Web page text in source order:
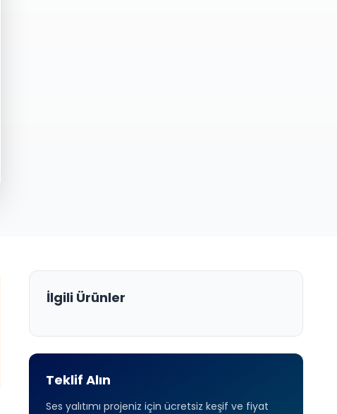
İlgili Ürünler
Teklif Alın
Ses yalıtımı projeniz için ücretsiz keşif ve fiyat